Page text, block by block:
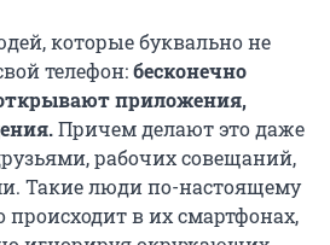
которые буквально не
телефон:бесконечно
приложения,
Причем делают это даже
рабочих совещаний,
Такие люди по-настоящему
в их смартфонах,